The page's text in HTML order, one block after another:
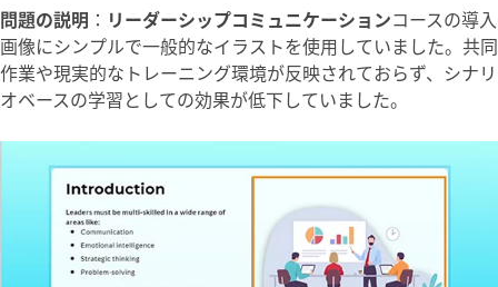
問題の説明 ： リーダーシップコミュニケーションコースの導入
画像にシンプルで一般的なイラストを使用していました。共同
作業や現実的なトレーニング環境が反映されておらず、シナリ
オベースの学習としての効果が低下していました。